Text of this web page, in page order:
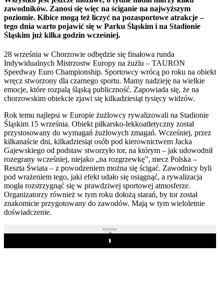
zawodników. Zanosi się więc na ściganie na najwyższym
poziomie. Kibice mogą też liczyć na pozasportowe atrakcje –
tego dnia warto pojawić się w Parku Śląskim i na Stadionie
Śląskim już kilka godzin wcześniej.
28 września w Chorzowie odbędzie się finałowa runda
Indywidualnych Mistrzostw Europy na żużlu – TAURON
Speedway Euro Championship. Sportowcy wrócą po roku na obiekt
wręcz stworzony dla czarnego sportu. Mamy nadzieję na wielkie
emocje, które rozpalą śląską publiczność. Zapowiada się, że na
chorzowskim obiekcie zjawi się kilkadziesiąt tysięcy widzów.
Rok temu najlepsi w Europie żużlowcy rywalizowali na Stadionie
Śląskim 15 września. Obiekt piłkarsko-lekkoatletyczny został
przystosowany do wymagań żużlowych zmagań. Wcześniej, przez
kilkanaście dni, kilkadziesiąt osób pod kierownictwem Jacka
Gajewskiego od podstaw stworzyło tor, na którym – jak udowodnił
rozegrany wcześniej, niejako „na rozgrzewkę”, mecz Polska –
Reszta Świata – z powodzeniem można się ścigać. Zawodnicy byli
pod wrażeniem tego, jaki efekt udało się osiągnąć, a rywalizacja
mogła rozstrzygnąć się w prawdziwej sportowej atmosferze.
Organizatorzy również w tym roku dołożą starań, by tor został
znakomicie przygotowany do zawodów. Mają w tym wieloletnie
doświadczenie.
REKLAMA
Play